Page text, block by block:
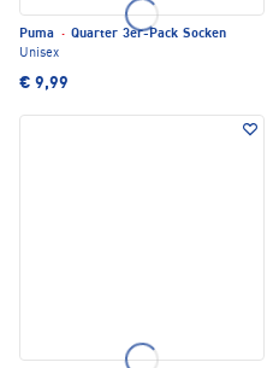
Puma · Quarter 3er-Pack Socken
Unisex
€ 9,99